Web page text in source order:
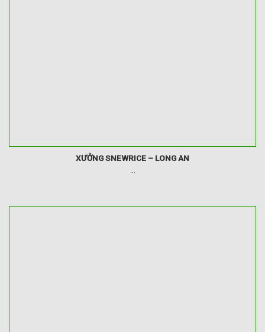
XƯỞNG SNEWRICE – LONG AN